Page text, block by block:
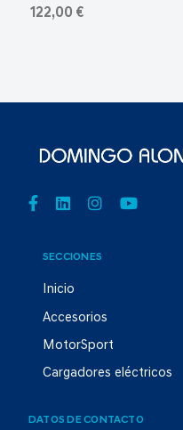
122,00 €
SECCIONES
Inicio
Accesorios
MotorSport
Cargadores eléctricos
DATOS DE CONTACTO